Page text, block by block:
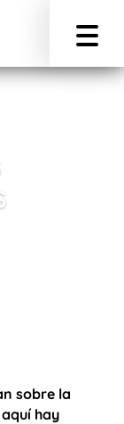
sobre la
hay